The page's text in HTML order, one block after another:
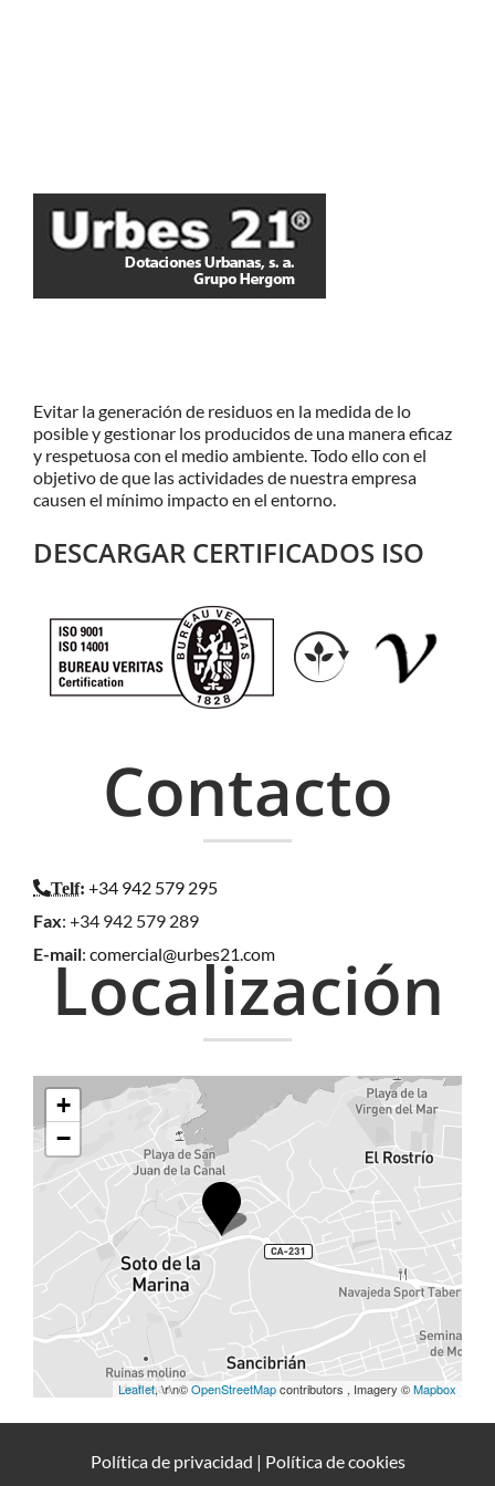
Evitar la generación de residuos en la medida de lo
posible y gestionar los producidos de una manera eficaz
y respetuosa con el medio ambiente. Todo ello con el
objetivo de que las actividades de nuestra empresa
causen el mínimo impacto en el entorno.
DESCARGAR CERTIFICADOS ISO
Localización
+
−
Leaflet, \r\n©OpenStreetMapcontributors , Imagery ©Mapbox
Contacto
Telf: +34 942 579 295
Fax: +34 942 579 289
E-mail: comercial@urbes21.com
Política de privacidad | Política de cookies